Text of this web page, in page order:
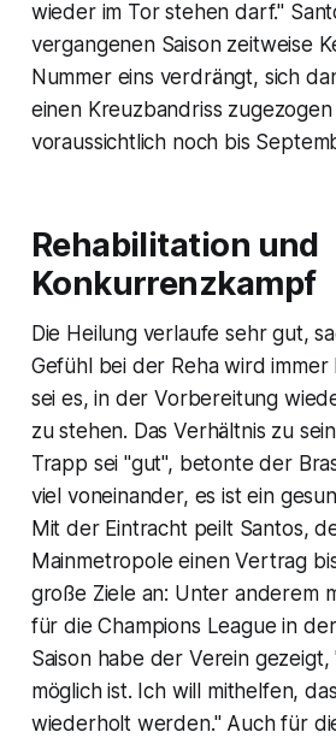
wieder im Tor stehen darf."
vergangenen Saison zeitweise
Nummer eins verdrängt, sich
einen Kreuzbandriss
voraussichtlich noch bis
Rehabilitation und
Konkurrenzkampf
Die Heilung verlaufe sehr gut,
Gefühl bei der Reha wird immer
sei es, in der Vorbereitung
zu stehen. Das Verhältnis zu
Trapp sei "gut", betonte der
viel voneinander, es ist ein
Mit der Eintracht peilt Santos,
Mainmetropole einen Vertrag
große Ziele an: Unter anderem
für die Champions League in
Saison habe der Verein gezeigt,
möglich ist. Ich will mithelfen,
wiederholt werden." Auch für